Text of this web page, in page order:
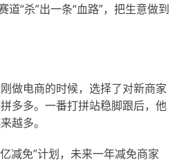
道“杀”出一条“血路”，把生意做到
做电商的时候，选择了对新商家
多多。一番打拼站稳脚跟后，他
越多。
减免”计划，未来一年减免商家